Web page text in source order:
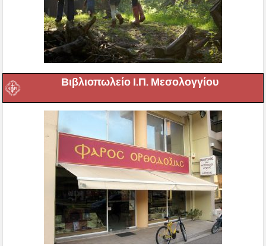
Βιβλιοπωλείο Ι.Π. Μεσολογγίου